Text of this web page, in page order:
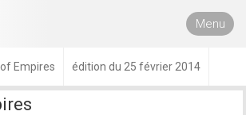
Menu
Empires édition du 25 février 2014